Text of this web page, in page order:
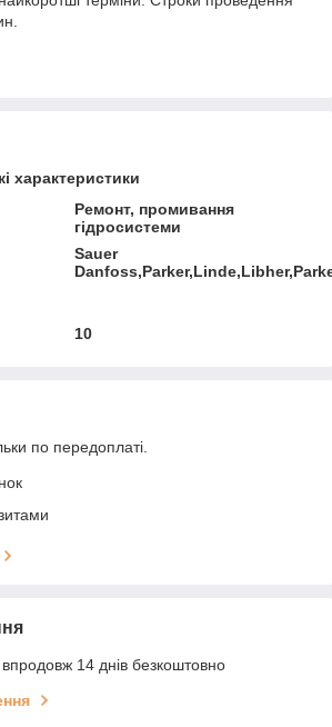
характеристики
Ремонт, промивання
гідросистеми
Sauer
10
по передоплаті.
14 днів безкоштовно